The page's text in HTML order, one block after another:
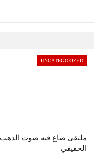
UNCATEGORIZED
ملتقى ضاع فيه صوت الدهب
الحقيقي